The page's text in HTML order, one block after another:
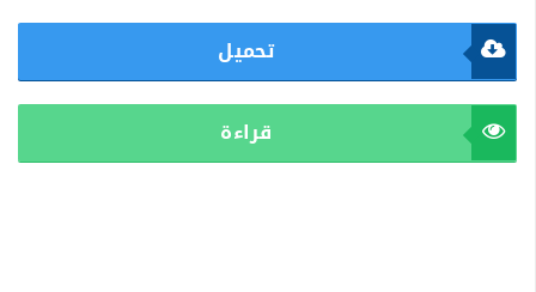
تحميل
قراءة